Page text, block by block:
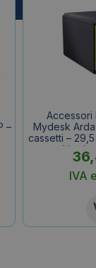
–
Accessori
Mydesk
cassetti –
Verde
IVA